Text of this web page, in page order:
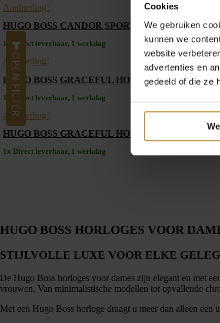
Cookies
We gebruiken
kunnen we
website
advertenties en
gedeeld of die ze
OPEN FILTER
Aanbieding!
HUGO BOSS CANDOR SPORT HORLOGE
1x Direct leverbaar, 1 werkdag
Aanbieding!
HUGO BOSS GRACEFUL HORLOGE DAMES
1x Direct leverbaar, 1 werkdag
Aanbieding!
HUGO BOSS GRACEFUL HORLOGE DAMES
1x Direct leverbaar, 1 werkdag
HUGO BOSS HORLOGES VOOR
STIJLVOLLE LUXE VOOR ELKE
De Hugo Boss horloges voor dames zijn elegant en met
vrouwen. Van minimalistische modellen tot opvallende
Met een Hugo Boss horloge draagt u meer dan alleen